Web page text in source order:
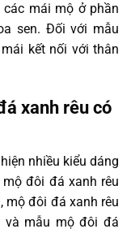
mái mộ ở phần
sen. Đối với mẫu
kết nối với thân
xanh rêu có
nhiều kiểu dáng
đôi đá xanh rêu
mộ đôi đá xanh rêu
và mẫu mộ đôi đá